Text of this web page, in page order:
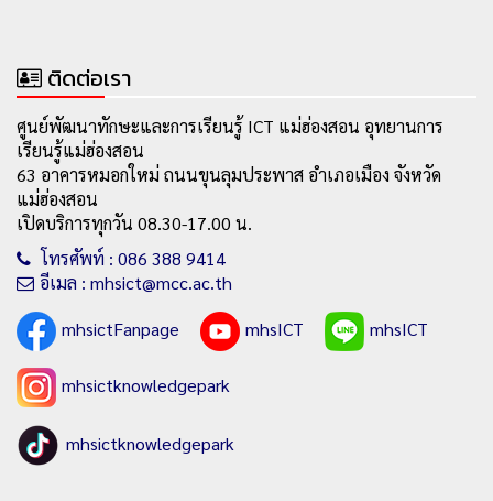
ติดต่อเรา
ศูนย์พัฒนาทักษะและการเรียนรู้ ICT แม่ฮ่องสอน อุทยานการ
เรียนรู้แม่ฮ่องสอน
63 อาคารหมอกใหม่ ถนนขุนลุมประพาส อำเภอเมือง จังหวัด
แม่ฮ่องสอน
เปิดบริการทุกวัน 08.30-17.00 น.
โทรศัพท์ : 086 388 9414
อีเมล : mhsict@mcc.ac.th
mhsictFanpage
mhsICT mhsICT
mhsictknowledgepark
mhsictknowledgepark